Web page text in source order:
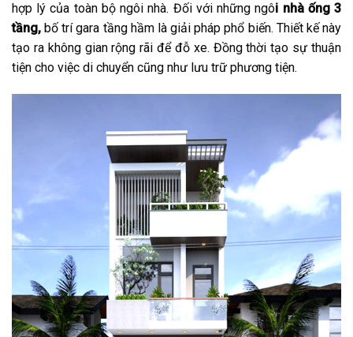
hợp lý của toàn bộ ngôi nhà. Đối với những ngôi nhà ống 3
tầng, bố trí gara tầng hầm là giải pháp phổ biến. Thiết kế này
tạo ra không gian rộng rãi để đỗ xe. Đồng thời tạo sự thuận
tiện cho việc di chuyển cũng như lưu trữ phương tiện.